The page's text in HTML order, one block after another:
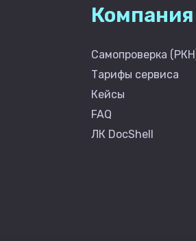
Компания
Самопроверка
Тарифы сервиса
Кейсы
FAQ
ЛК DocShell